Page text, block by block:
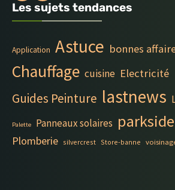
Les sujets tendances
Application Astuce bonnes
Chauffage cuisine Electricité
Guides Peinture lastnews
Palette Panneaux solaires parkside
Plomberie silvercrest Store-banne